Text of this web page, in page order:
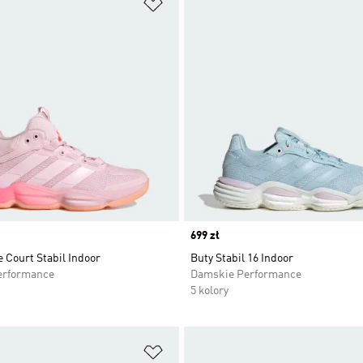
Court Stabil Indoor
Price
699 zł
Buty Stabil 16 Indoor
Damskie Performance
5 kolory